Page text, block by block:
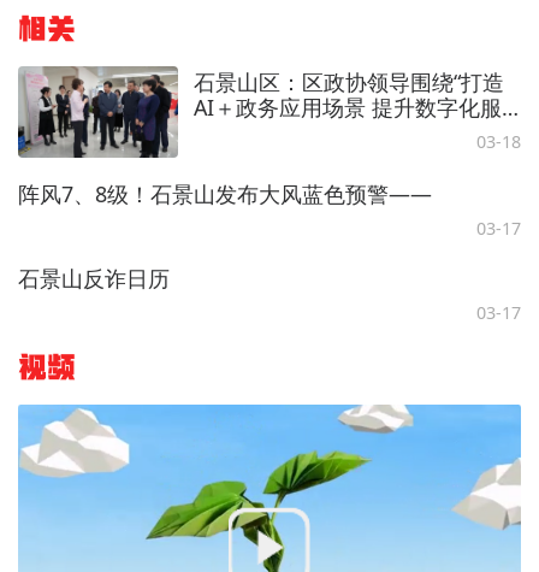
相关
石景山区：区政协领导围绕“打造
AI＋政务应用场景 提升数字化服
务水平”重点协商议题开展调研03-18
阵风7、8级！石景山发布大风蓝色预警——
03-17
石景山反诈日历
03-17
视频